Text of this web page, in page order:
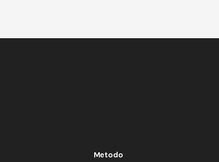
Metodo